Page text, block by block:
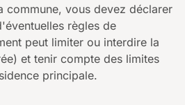
commune, vous devez déclarer
règles de
peut limiter ou interdire la
et tenir compte des limites
principale.